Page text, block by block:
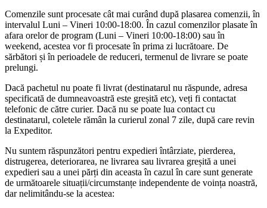
Comenzile sunt procesate cât mai curând după plasarea comenzii, în
intervalul Luni – Vineri 10:00-18:00. În cazul comenzilor plasate în
afara orelor de program (Luni – Vineri 10:00-18:00) sau în
weekend, acestea vor fi procesate în prima zi lucrătoare. De
sărbători și în perioadele de reduceri, termenul de livrare se poate
prelungi.
Dacă pachetul nu poate fi livrat (destinatarul nu răspunde, adresa
specificată de dumneavoastră este greșită etc), veți fi contactat
telefonic de către curier. Dacă nu se poate lua contact cu
destinatarul, coletele rămân la curierul zonal 7 zile, după care revin
la Expeditor.
Nu suntem răspunzători pentru expedieri întârziate, pierderea,
distrugerea, deteriorarea, ne livrarea sau livrarea greșită a unei
expedieri sau a unei părți din aceasta în cazul în care sunt generate
de următoarele situații/circumstanțe independente de voința noastră,
dar nelimitându-se la acestea: